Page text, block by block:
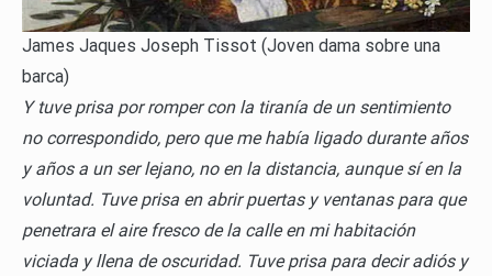
James Jaques Joseph Tissot (Joven dama sobre una
barca)
Y tuve prisa por romper con la tiranía de un sentimiento
no correspondido, pero que me había ligado durante años
y años a un ser lejano, no en la distancia, aunque sí en la
voluntad. Tuve prisa en abrir puertas y ventanas para que
penetrara el aire fresco de la calle en mi habitación
viciada y llena de oscuridad. Tuve prisa para decir adiós y